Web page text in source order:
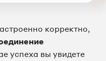
корректно,
успеха вы увидете